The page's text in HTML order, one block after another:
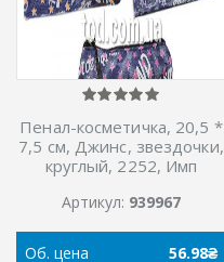
Пенал-косметичка, 20,5 *
7,5 см, Джинс, звездочки,
круглый, 2252, Имп
Артикул: 939967
Об. цена 56.98₴